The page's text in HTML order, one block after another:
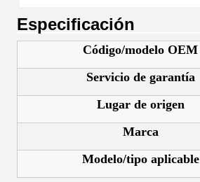
Especificación
Código/modelo OEM
Servicio de garantía
Lugar de origen
Marca
Modelo/tipo aplicable